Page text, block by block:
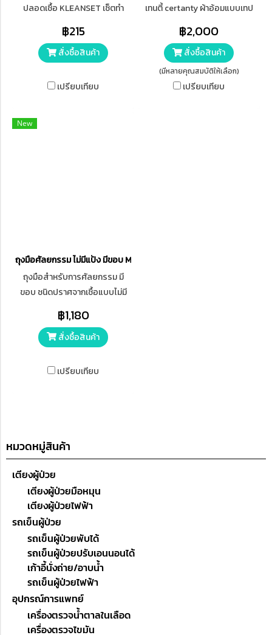
ปลอดเชื้อ KLEANSET เซ็ตทำ
฿215
สั่งซื้อสินค้า
เปรียบเทียบ
เทนตี้ certanty ผ้าอ้อมแบบเทป
฿2,000
สั่งซื้อสินค้า
(มีหลายคุณสมบัติให้เลือก)
เปรียบเทียบ
New
ถุงมือศัลยกรรม ไม่มีแป้ง มีขอบ Motex Surgical Gloves Sterile
ถุงมือสำหรับการศัลยกรรม มี
ขอบ ชนิดปราศจากเชื้อแบบไม่มี
แป้ง นิ้วมือโค้งตามฝ่ามือ ผิวไม่
เรียบ ทำจากน้ำยางธรรมชาติใช้
ครั้งเดียวแล้วทิ้ง
฿1,180
สั่งซื้อสินค้า
เปรียบเทียบ
หมวดหมู่สินค้า
เตียงผู้ป่วย
เตียงผู้ป่วยมือหมุน
เตียงผู้ป่วยไฟฟ้า
รถเข็นผู้ป่วย
รถเข็นผู้ป่วยพับได้
รถเข็นผู้ป่วยปรับเอนนอนได้
เก้าอี้นั่งถ่าย/อาบน้ำ
รถเข็นผู้ป่วยไฟฟ้า
อุปกรณ์การแพทย์
เครื่องตรวจน้ำตาลในเลือด
เครื่องตรวจไขมัน